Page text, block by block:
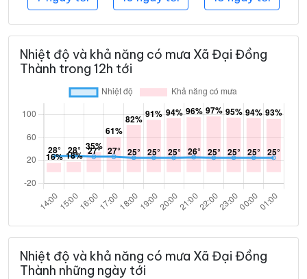
Nhiệt độ và khả năng có mưa Xã Đại Đồng
Thành trong 12h tới
Nhiệt độ và khả năng có mưa Xã Đại Đồng
Thành những ngày tới